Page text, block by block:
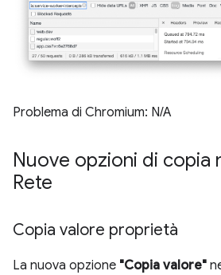
Problema di Chromium: N/A
Nuove opzioni di copia
Rete
Copia valore proprietà
La nuova opzione "Copia valore"